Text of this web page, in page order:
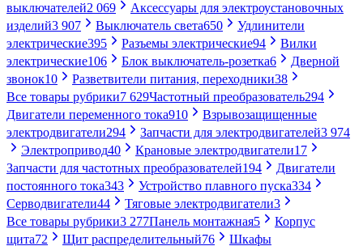
выключателей2 069
Аксессуары для электроустановочных
изделий3 907 Выключатель света650
Удлинители
электрические395 Разъемы электрические94
Вилки
электрические106 Блок выключатель-розетка6
Дверной
звонок10 Разветвители питания, переходники38
Все товары рубрики7 629Частотный преобразователь294
Двигатели переменного тока910
Взрывозащищенные
электродвигатели294 Запчасти для электродвигателей3 974
Электропривод40 Крановые электродвигатели17
Запчасти для частотных преобразователей194
Двигатели
постоянного тока343 Устройство плавного пуска334
Серводвигатели44 Тяговые электродвигатели3
Все товары рубрики3 277Панель монтажная5
Корпус
щита72 Щит распределительный76
Шкафы